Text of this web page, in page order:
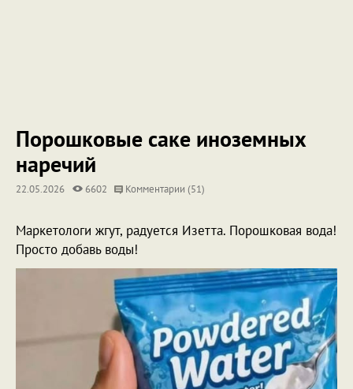
Порошковые саке иноземных
наречий
22.05.2026 6602 Комментарии (51)
Маркетологи жгут, радуется Изетта. Порошковая вода!
Просто добавь воды!